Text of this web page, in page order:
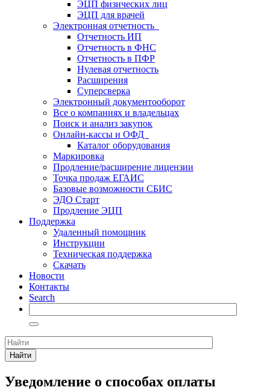
ЭЦП физических лиц
ЭЦП для врачей
Электронная отчетность
Отчетность ИП
Отчетность в ФНС
Отчетность в ПФР
Нулевая отчетность
Расширения
Суперсверка
Электронный документооборот
Все о компаниях и владельцах
Поиск и анализ закупок
Онлайн-кассы и ОФД
Каталог оборудования
Маркировка
Продление/расширение лицензии
Точка продаж ЕГАИС
Базовые возможности СБИС
ЭДО Старт
Продление ЭЦП
Поддержка
Удаленный помощник
Инструкции
Техническая поддержка
Скачать
Новости
Контакты
Search
Найти
Уведомление о способах оплаты